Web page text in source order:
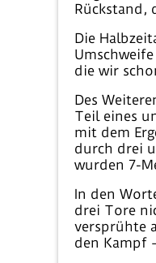
Rückstand,
Die
die wir
Des
Teil eines
mit dem
durch drei
wurden 7-
In den
drei Tore
versprühte
den Kampf